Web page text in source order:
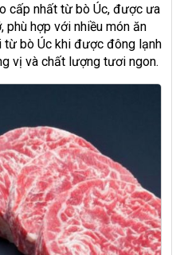
cấp nhất từ bò Úc, được ưa
phù hợp với nhiều món ăn
từ bò Úc khi được đông lạnh
vị và chất lượng tươi ngon.